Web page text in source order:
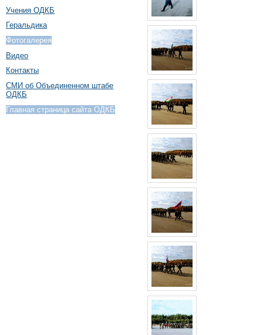
Учения ОДКБ
Геральдика
Фотогалерея
Видео
Контакты
СМИ об Объединенном штабе
ОДКБ
Главная страница сайта ОДКБ